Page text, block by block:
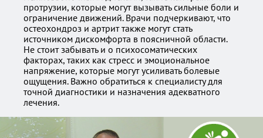
протрузии, которые могут вызывать сильные боли и
ограничение движений. Врачи подчеркивают, что
остеохондроз и артрит также могут стать
источником дискомфорта в поясничной области.
Не стоит забывать и о психосоматических
факторах, таких как стресс и эмоциональное
напряжение, которые могут усиливать болевые
ощущения. Важно обратиться к специалисту для
точной диагностики и назначения адекватного
лечения.